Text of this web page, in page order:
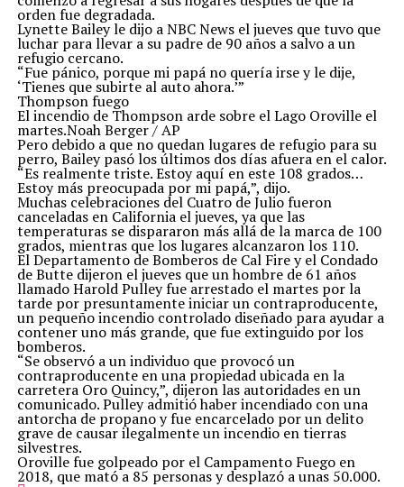
orden fue degradada.
Lynette Bailey le dijo a NBC News el jueves que tuvo que
luchar para llevar a su padre de 90 años a salvo a un
refugio cercano.
“Fue pánico, porque mi papá no quería irse y le dije,
‘Tienes que subirte al auto ahora.’”
Thompson fuego
El incendio de Thompson arde sobre el Lago Oroville el
martes.Noah Berger / AP
Pero debido a que no quedan lugares de refugio para su
perro, Bailey pasó los últimos dos días afuera en el calor.
“Es realmente triste. Estoy aquí en este 108 grados…
Estoy más preocupada por mi papá,”, dijo.
Muchas celebraciones del Cuatro de Julio fueron
canceladas en California el jueves, ya que las
temperaturas se dispararon más allá de la marca de 100
grados, mientras que los lugares alcanzaron los 110.
El Departamento de Bomberos de Cal Fire y el Condado
de Butte dijeron el jueves que un hombre de 61 años
llamado Harold Pulley fue arrestado el martes por la
tarde por presuntamente iniciar un contraproducente,
un pequeño incendio controlado diseñado para ayudar a
contener uno más grande, que fue extinguido por los
bomberos.
“Se observó a un individuo que provocó un
contraproducente en una propiedad ubicada en la
carretera Oro Quincy,”, dijeron las autoridades en un
comunicado. Pulley admitió haber incendiado con una
antorcha de propano y fue encarcelado por un delito
grave de causar ilegalmente un incendio en tierras
silvestres.
Oroville fue golpeado por el Campamento Fuego en
2018, que mató a 85 personas y desplazó a unas 50.000.